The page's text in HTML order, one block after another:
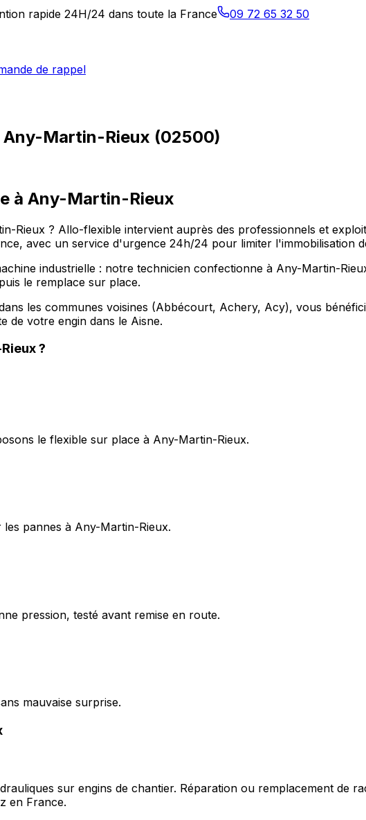
rapide 24H/24 dans toute la France 09 72 65 32 50
de rappel
Any-Martin-Rieux (02500)
à Any-Martin-Rieux
Rieux ? Allo-flexible intervient auprès des professionnels et
avec un service d'urgence 24h/24 pour limiter l'immobilisation
industrielle : notre technicien confectionne à Any-Martin-
le remplace sur place.
les communes voisines (Abbécourt, Achery, Acy), vous
de votre engin dans le Aisne.
?
le flexible sur place à Any-Martin-Rieux.
pannes à Any-Martin-Rieux.
pression, testé avant remise en route.
mauvaise surprise.
sur engins de chantier. Réparation ou remplacement de
en France.